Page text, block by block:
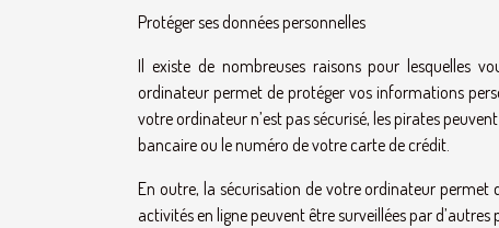
Protéger ses données personnelles
Il existe de nombreuses raisons pour lesquelles
ordinateur permet de protéger vos informations
votre ordinateur n’est pas sécurisé, les pirates
bancaire ou le numéro de votre carte de crédit.
En outre, la sécurisation de votre ordinateur permet
activités en ligne peuvent être surveillées par d’autres